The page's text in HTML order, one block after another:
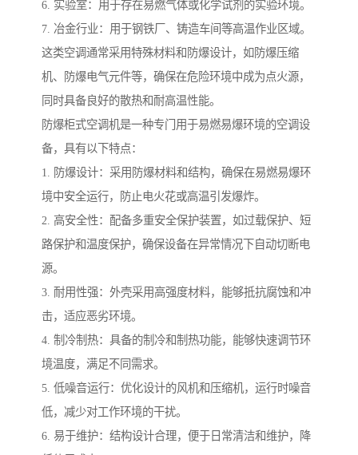
6. 实验室：用于存在易燃气体或化学试剂的实验环境。
7. 冶金行业：用于钢铁厂、铸造车间等高温作业区域。
这类空调通常采用特殊材料和防爆设计，如防爆压缩
机、防爆电气元件等，确保在危险环境中成为点火源，
同时具备良好的散热和耐高温性能。
防爆柜式空调机是一种专门用于易燃易爆环境的空调设
备，具有以下特点：
1. 防爆设计：采用防爆材料和结构，确保在易燃易爆环
境中安全运行，防止电火花或高温引发爆炸。
2. 高安全性：配备多重安全保护装置，如过载保护、短
路保护和温度保护，确保设备在异常情况下自动切断电
源。
3. 耐用性强：外壳采用高强度材料，能够抵抗腐蚀和冲
击，适应恶劣环境。
4. 制冷制热：具备的制冷和制热功能，能够快速调节环
境温度，满足不同需求。
5. 低噪音运行：优化设计的风机和压缩机，运行时噪音
低，减少对工作环境的干扰。
6. 易于维护：结构设计合理，便于日常清洁和维护，降